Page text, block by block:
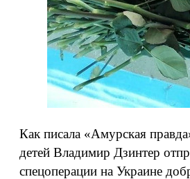
Как писала «Амурская
детей Владимир Дзинтер
спецоперации на Украине